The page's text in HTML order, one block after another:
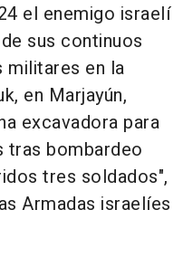
el enemigo israelí
sus continuos
militares en la
en Marjayún,
excavadora para
tras bombardeo
tres soldados",
Armadas israelíes